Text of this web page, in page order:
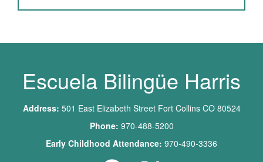
Escuela Bilingüe Harris
Address: 501 East Elizabeth Street Fort Collins CO 80524
Phone: 970-488-5200
Early Childhood Attendance: 970-490-3336